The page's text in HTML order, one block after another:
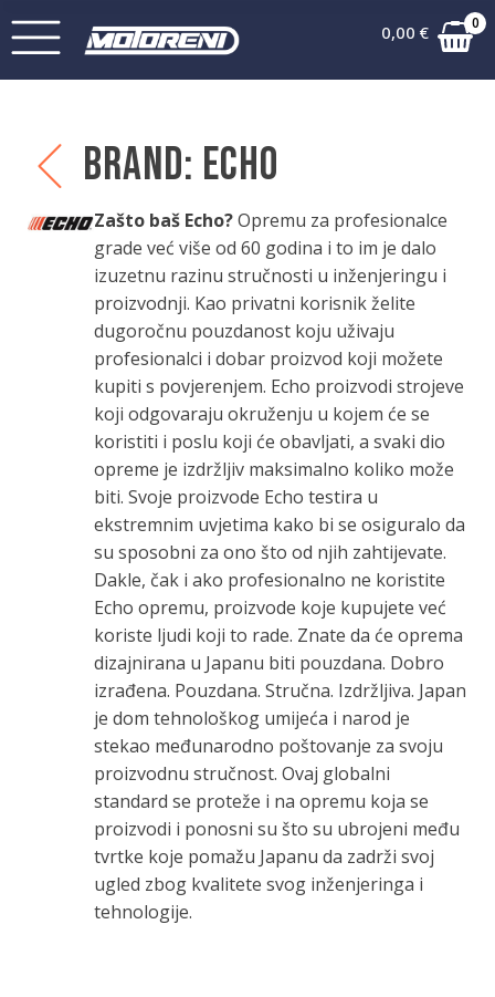
0,00 € 0
Brand: Echo
Zašto baš Echo?Opremu za profesionalce
grade već više od 60 godina i to im je dalo
izuzetnu razinu stručnosti u inženjeringu i
proizvodnji. Kao privatni korisnik želite
dugoročnu pouzdanost koju uživaju
profesionalci i dobar proizvod koji možete
kupiti s povjerenjem. Echo proizvodi strojeve
koji odgovaraju okruženju u kojem će se
koristiti i poslu koji će obavljati, a svaki dio
opreme je izdržljiv maksimalno koliko može
biti. Svoje proizvode Echo testira u
ekstremnim uvjetima kako bi se osiguralo da
su sposobni za ono što od njih zahtijevate.
Dakle, čak i ako profesionalno ne koristite
Echo opremu, proizvode koje kupujete već
koriste ljudi koji to rade. Znate da će oprema
dizajnirana u Japanu biti pouzdana. Dobro
izrađena. Pouzdana. Stručna. Izdržljiva. Japan
je dom tehnološkog umijeća i narod je
stekao međunarodno poštovanje za svoju
proizvodnu stručnost. Ovaj globalni
standard se proteže i na opremu koja se
proizvodi i ponosni su što su ubrojeni među
tvrtke koje pomažu Japanu da zadrži svoj
ugled zbog kvalitete svog inženjeringa i
tehnologije.